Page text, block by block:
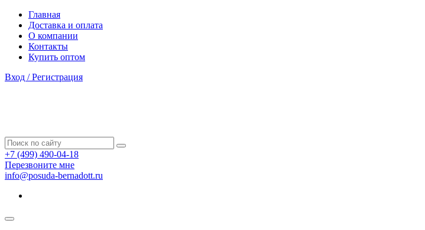
Главная
Доставка и оплата
О компании
Контакты
Купить оптом
Вход / Регистрация
+7 (499) 490-04-18
Перезвоните мне
info@posuda-bernadott.ru